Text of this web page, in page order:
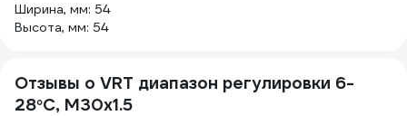
Ширина, мм: 54
Высота, мм: 54
Отзывы о VRT диапазон регулировки 6-
28°С, М30х1.5